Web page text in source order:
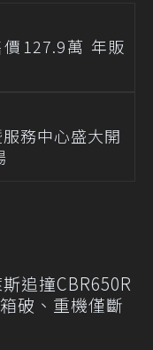
127.9萬 年販
務中心盛大開
追撞CBR650R
破、重機僅斷